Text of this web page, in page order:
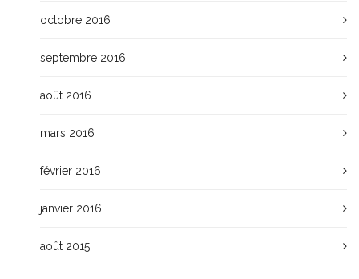
octobre 2016
septembre 2016
août 2016
mars 2016
février 2016
janvier 2016
août 2015